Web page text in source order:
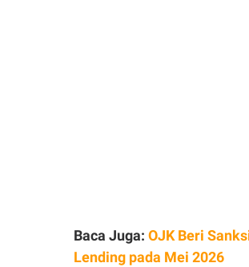
Baca Juga: OJK Beri
Lending pada Mei 2026